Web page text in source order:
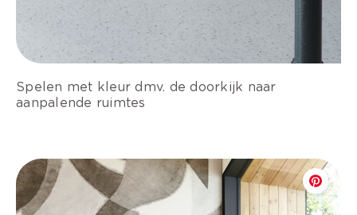
Spelen met kleur dmv. de doorkijk naar
aanpalende ruimtes